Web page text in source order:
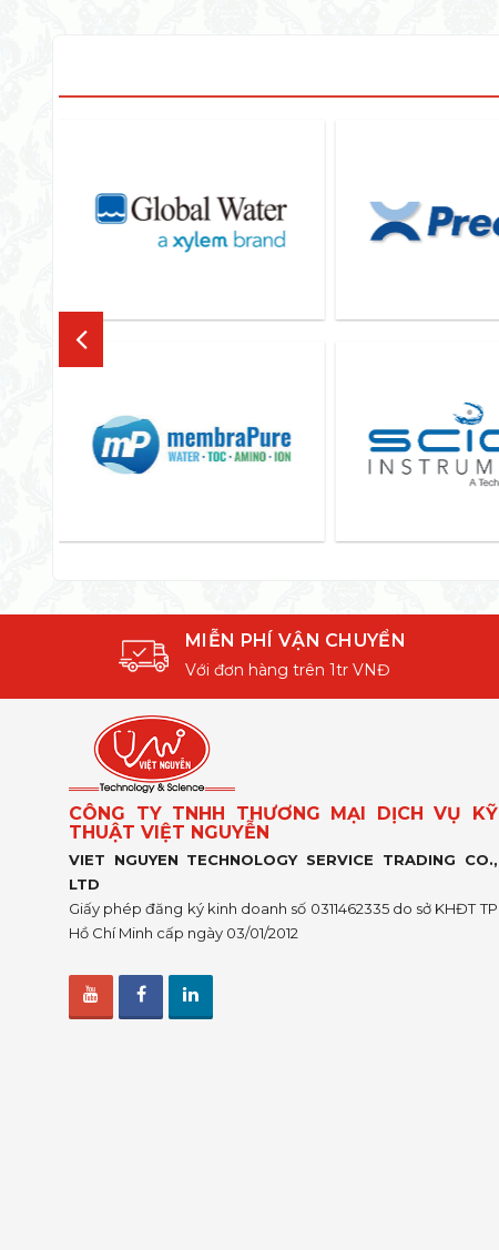
MIỄN PHÍ VẬN CHUYỂN
Với đơn hàng trên 1tr VNĐ
CÔNG TY TNHH THƯƠNG MẠI DỊCH VỤ KỸ
THUẬT VIỆT NGUYỄN
VIET NGUYEN TECHNOLOGY SERVICE TRADING CO.,
LTD
Giấy phép đăng ký kinh doanh số 0311462335 do sở KHĐT TP
Hồ Chí Minh cấp ngày 03/01/2012